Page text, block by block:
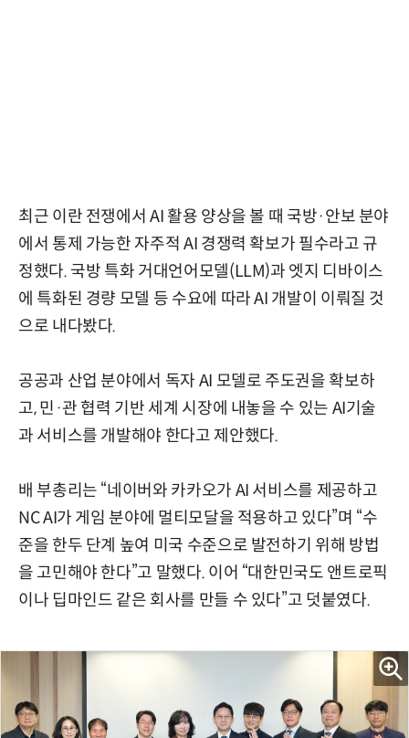
최근 이란 전쟁에서 AI 활용 양상을 볼 때 국방·안보 분야
에서 통제 가능한 자주적 AI 경쟁력 확보가 필수라고 규
정했다. 국방 특화 거대언어모델(LLM)과 엣지 디바이스
에 특화된 경량 모델 등 수요에 따라 AI 개발이 이뤄질 것
으로 내다봤다.
공공과 산업 분야에서 독자 AI 모델로 주도권을 확보하
고, 민·관 협력 기반 세계 시장에 내놓을 수 있는 AI기술
과 서비스를 개발해야 한다고 제안했다.
배 부총리는 “네이버와 카카오가 AI 서비스를 제공하고
NC AI가 게임 분야에 멀티모달을 적용하고 있다”며 “수
준을 한두 단계 높여 미국 수준으로 발전하기 위해 방법
을 고민해야 한다”고 말했다. 이어 “대한민국도 앤트로픽
이나 딥마인드 같은 회사를 만들 수 있다”고 덧붙였다.